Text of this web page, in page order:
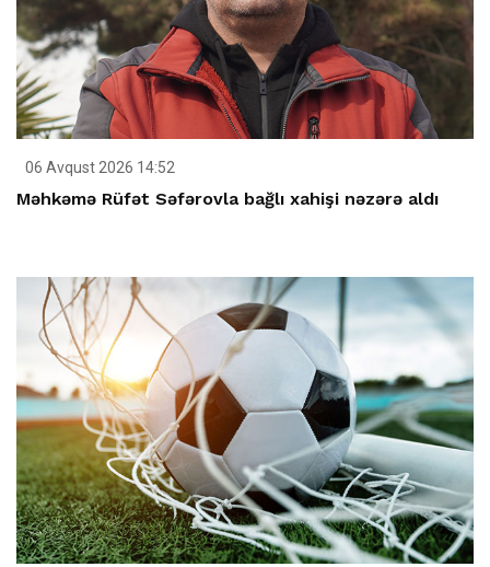
06 Avqust 2026 14:52
Məhkəmə Rüfət Səfərovla bağlı xahişi nəzərə aldı